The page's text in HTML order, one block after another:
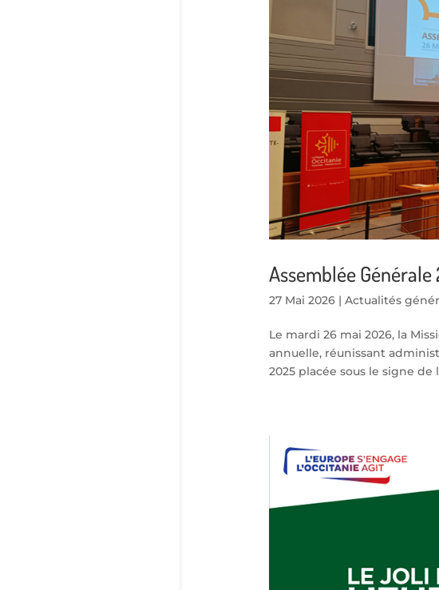
Assemblée
27 Mai 2026| Actualités
Le mardi 26 mai 2026, la
annuelle, réunissant
2025 placée sous le signe